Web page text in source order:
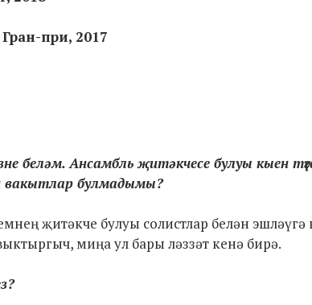
при, 2017
беләм. Ансамбль җитәкчесе булуы кыен
вакытлар булмадымы?
җитәкче булуы солистлар белән эшләүгә
миңа ул бары ләззәт кенә бирә.